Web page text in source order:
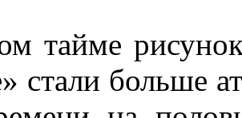
тайме
стали больше